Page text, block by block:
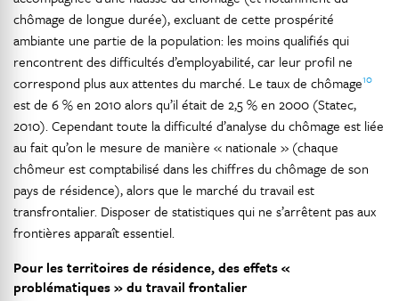
chômage de longue durée), excluant de cette prospérité
ambiante une partie de la population: les moins qualifiés qui
rencontrent des difficultés d’employabilité, car leur profil ne
correspond plus aux attentes du marché. Le taux de chômage10
est de 6 % en 2010 alors qu’il était de 2,5 % en 2000 (Statec,
2010). Cependant toute la difficulté d’analyse du chômage est liée
au fait qu’on le mesure de manière « nationale » (chaque
chômeur est comptabilisé dans les chiffres du chômage de son
pays de résidence), alors que le marché du travail est
transfrontalier. Disposer de statistiques qui ne s’arrêtent pas aux
frontières apparaît essentiel.
Pour les territoires de résidence, des effets «
problématiques » du travail frontalier